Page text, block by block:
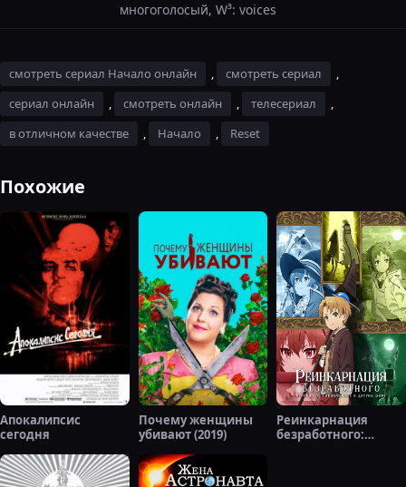
многоголосый, W³: voices
смотреть сериал Начало онлайн , смотреть сериал
,
сериал онлайн
, смотреть онлайн , телесериал
,
в отличном качестве
, Начало , Reset
Похожие
Апокалипсис
сегодня
Почему женщины
убивают (2019)
Реинкарнация
безработного: